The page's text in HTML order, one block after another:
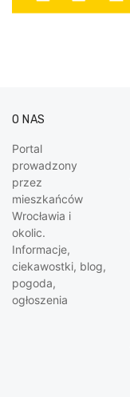
O NAS
Portal
prowadzony
przez
mieszkańców
Wrocławia i
okolic.
Informacje,
ciekawostki, blog,
pogoda,
ogłoszenia